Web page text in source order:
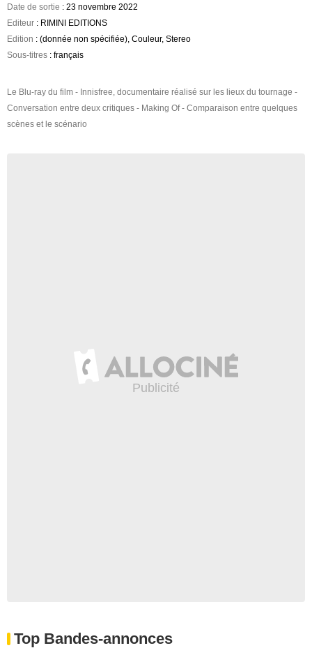
Date de sortie : 23 novembre 2022
Editeur : RIMINI EDITIONS
Edition : (donnée non spécifiée), Couleur, Stereo
Sous-titres : français
Le Blu-ray du film - Innisfree, documentaire réalisé sur les lieux du tournage -
Conversation entre deux critiques - Making Of - Comparaison entre quelques
scènes et le scénario
Top Bandes-annonces